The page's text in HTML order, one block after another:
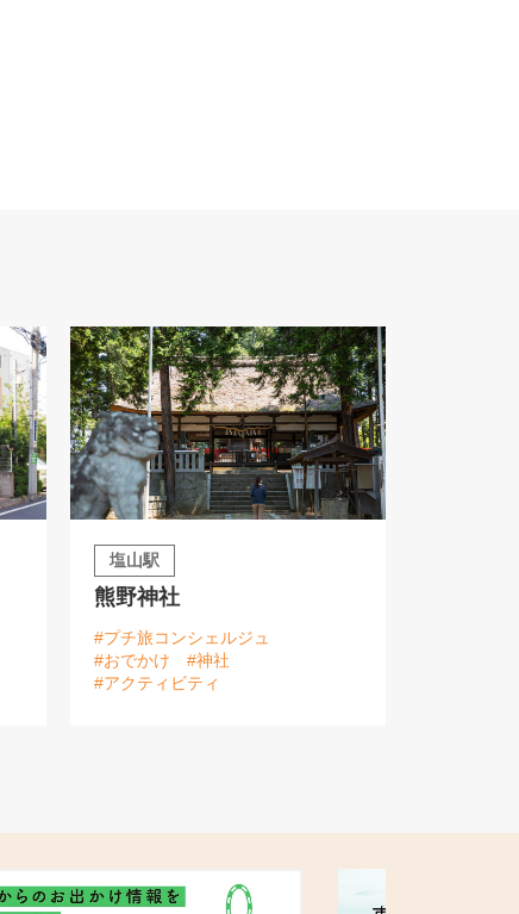
塩山駅
熊野神社
#プチ旅コンシェルジュ
#おでかけ
#神社
#アクティビティ